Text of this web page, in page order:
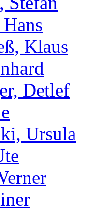
Klaus
Detlef
Ursula